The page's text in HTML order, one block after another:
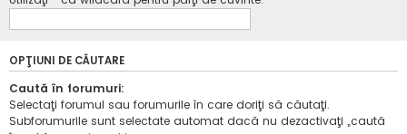
OPŢIUNI DE CĂUTARE
Caută în forumuri:
Selectaţi forumul sau forumurile în care doriţi să căutaţi.
Subforumurile sunt selectate automat dacă nu dezactivaţi „caută